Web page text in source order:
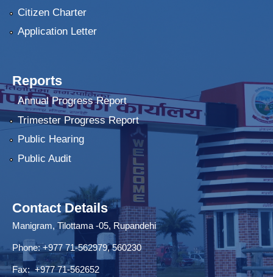
Citizen Charter
Application Letter
Reports
Annual Progress Report
Trimester Progress Report
Public Hearing
Public Audit
Contact Details
Manigram, Tilottama -05, Rupandehi
Phone: +977 71-562979, 560230
Fax: +977 71-562652